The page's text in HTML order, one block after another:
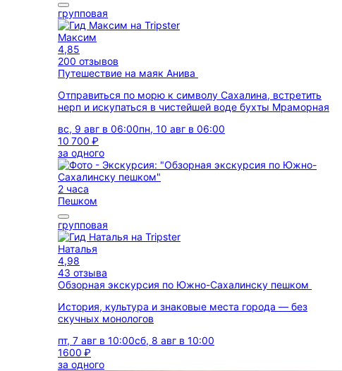
групповая
Максим
4,85
200 отзывов
Путешествие на маяк Анива
Отправиться по морю к символу Сахалина, встретить
нерп и искупаться в чистейшей воде бухты Мраморная
вс, 9 авг в 06:00пн, 10 авг в 06:00
10 700 ₽
за одного
2 часа
Пешком
групповая
Наталья
4,98
43 отзыва
Обзорная экскурсия по Южно-Сахалинску пешком
История, культура и знаковые места города — без
скучных монологов
пт, 7 авг в 10:00сб, 8 авг в 10:00
1600 ₽
за одного